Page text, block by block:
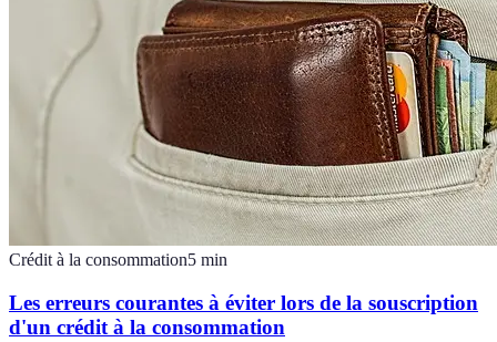
Crédit à la consommation5 min
Les erreurs courantes à éviter lors de la souscription
d'un crédit à la consommation